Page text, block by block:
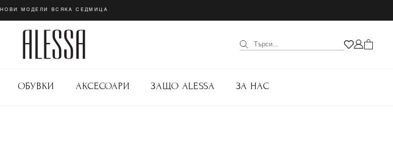
НОВИ МОДЕЛИ ВСЯКА СЕДМИЦА
ОБУВКИ АКСЕСОАРИ ЗАЩО ALESSA ЗА НАС